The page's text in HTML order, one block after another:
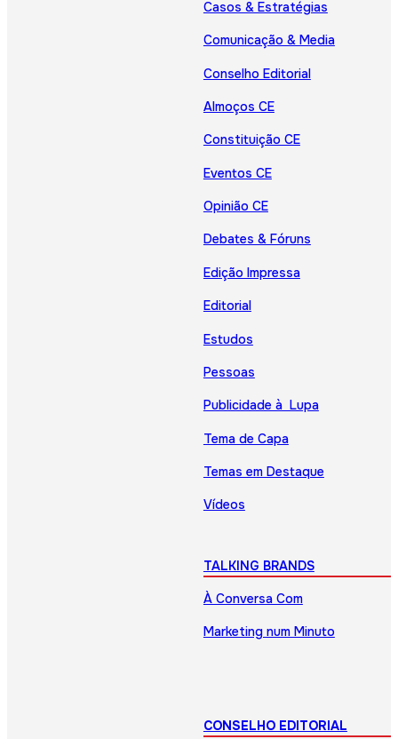
Casos & Estratégias
Comunicação & Media
Conselho Editorial
Almoços CE
Constituição CE
Eventos CE
Opinião CE
Debates & Fóruns
Edição Impressa
Editorial
Estudos
Pessoas
Publicidade à Lupa
Tema de Capa
Temas em Destaque
Vídeos
TALKING BRANDS
À Conversa Com
Marketing num Minuto
CONSELHO EDITORIAL